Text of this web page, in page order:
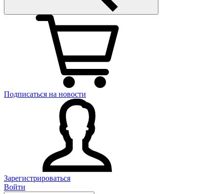
Подписаться на новости
Зарегистрироваться
Войти